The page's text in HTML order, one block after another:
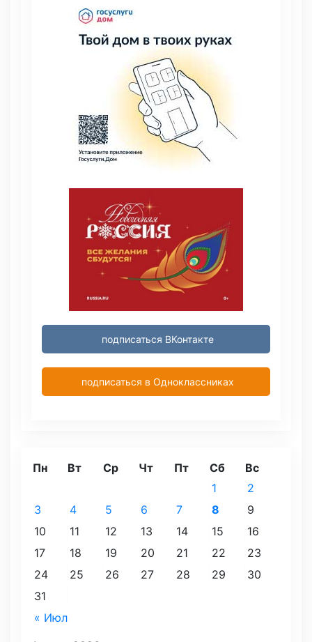
подписаться ВКонтакте
подписаться в Одноклассниках
Пн Вт Ср Чт Пт Сб Вс
« Июл
1
2
3
4 5 6 7 8
9
10
11 12 13 14 15
16
17
18 19 20 21 22
23
24
25 26 27 28 29
30
31